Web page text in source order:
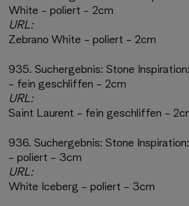
White - poliert - 2cm
URL:
Zebrano White - poliert - 2cm
935. Suchergebnis:Stone
- fein geschliffen - 2cm
URL:
Saint Laurent - fein geschliffen -
936. Suchergebnis:Stone
- poliert - 3cm
URL:
White Iceberg - poliert - 3cm